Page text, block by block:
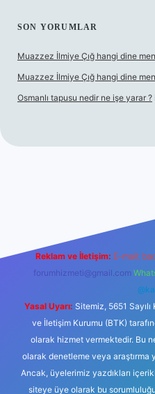
SON YORUMLAR
Muazzez İlmiye Çığ hangi dine
Muazzez İlmiye Çığ hangi dine
Osmanlı tapusu nedir ne işe yarar ?
Reklam ve İletişim: E-mail:
forumhizmeti@gmail.com
Yasal Uyarı: Sitemiz, 5651
ve İletişim Kurumu (BTK)
olarak hizmet vermektedir. Bu
olarak denetleme veya araştırma
Ancak, üyelerimiz yazdıkları
siteye üye olarak bu